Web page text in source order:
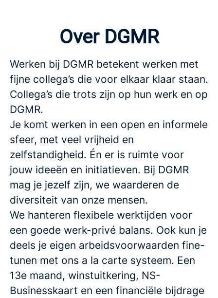
Over DGMR
Werken bij DGMR betekent werken met
fijne collega’s die voor elkaar klaar staan.
Collega’s die trots zijn op hun werk en op
DGMR.
Je komt werken in een open en informele
sfeer, met veel vrijheid en
zelfstandigheid. Én er is ruimte voor
jouw ideeën en initiatieven. Bij DGMR
mag je jezelf zijn, we waarderen de
diversiteit van onze mensen.
We hanteren flexibele werktijden voor
een goede werk-privé balans. Ook kun je
deels je eigen arbeidsvoorwaarden fine-
tunen met ons a la carte systeem. Een
13e maand, winstuitkering, NS-
Businesskaart en een financiële bijdrage